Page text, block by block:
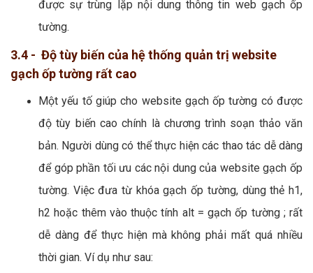
được sự trùng lặp nội dung thông tin web gạch ốp
tường.
3.4 - Độ tùy biến của hệ thống quản trị website
gạch ốp tường rất cao
Một yếu tố giúp cho website gạch ốp tường có được
độ tùy biến cao chính là chương trình soạn thảo văn
bản. Người dùng có thể thực hiện các thao tác dễ dàng
để góp phần tối ưu các nội dung của website gạch ốp
tường. Việc đưa từ khóa gạch ốp tường, dùng thẻ h1,
h2 hoặc thêm vào thuộc tính alt = gạch ốp tường ; rất
dễ dàng để thực hiện mà không phải mất quá nhiều
thời gian. Ví dụ như sau: